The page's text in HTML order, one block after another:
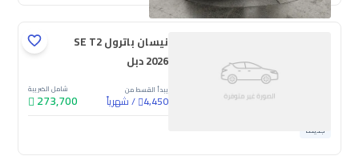
نيسان باترول SE T2
2026 دبل
يبدأ القسط من
4,450
/شهرياً
شامل الضريبة
273,700
جديدة